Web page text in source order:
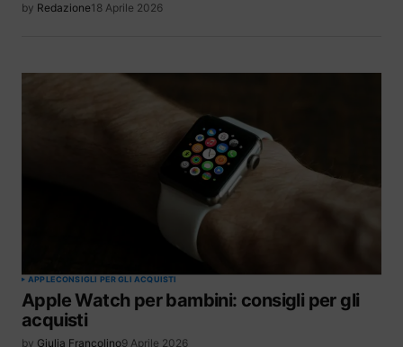
by Redazione18 Aprile 2026
APPLECONSIGLI PER GLI ACQUISTI
Apple Watch per bambini: consigli per gli
acquisti
by Giulia Francolino9 Aprile 2026